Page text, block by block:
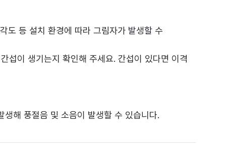
도 등 설치 환경에 따라 그림자가 발생할 수
이 생기는지 확인해 주세요. 간섭이 있다면 이격
해 풍절음 및 소음이 발생할 수 있습니다.